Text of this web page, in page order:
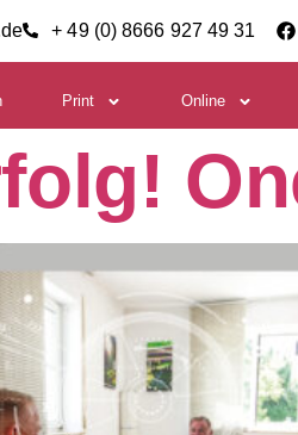
+ 49 (0) 8666 927 49 31
Print Online